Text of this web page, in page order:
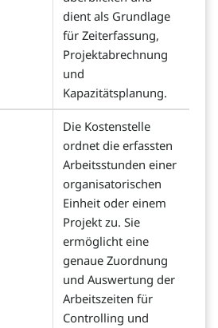
dient als Grundlage
für Zeiterfassung,
Projektabrechnung
und
Kapazitätsplanung.
Die Kostenstelle
ordnet die erfassten
Arbeitsstunden einer
organisatorischen
Einheit oder einem
Projekt zu. Sie
ermöglicht eine
genaue Zuordnung
und Auswertung der
Arbeitszeiten für
Controlling und